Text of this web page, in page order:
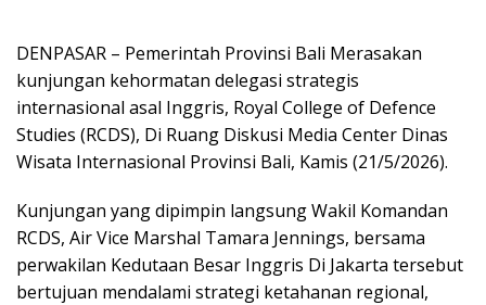
DENPASAR – Pemerintah Provinsi Bali Merasakan
kunjungan kehormatan delegasi strategis
internasional asal Inggris, Royal College of Defence
Studies (RCDS), Di Ruang Diskusi Media Center Dinas
Wisata Internasional Provinsi Bali, Kamis (21/5/2026).
Kunjungan yang dipimpin langsung Wakil Komandan
RCDS, Air Vice Marshal Tamara Jennings, bersama
perwakilan Kedutaan Besar Inggris Di Jakarta tersebut
bertujuan mendalami strategi ketahanan regional,